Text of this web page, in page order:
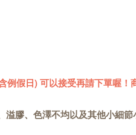
假日) 可以接受再請下單喔！
膠、色澤不均以及其他小細